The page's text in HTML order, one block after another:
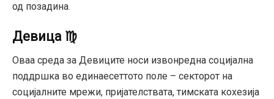
од позадина.
Девица ♍
Оваа среда за Девиците носи извонредна социјална
поддршка во единаесеттото поле – секторот на
социјалните мрежи, пријателствата, тимската кохезија